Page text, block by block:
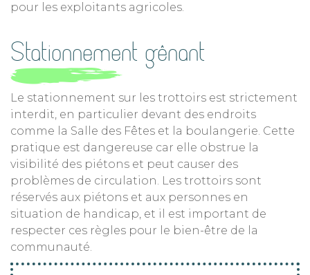
pour les exploitants agricoles.
Stationnement gênant
Le stationnement sur les trottoirs est strictement
interdit, en particulier devant des endroits
comme la Salle des Fêtes et la boulangerie. Cette
pratique est dangereuse car elle obstrue la
visibilité des piétons et peut causer des
problèmes de circulation. Les trottoirs sont
réservés aux piétons et aux personnes en
situation de handicap, et il est important de
respecter ces règles pour le bien-être de la
communauté.